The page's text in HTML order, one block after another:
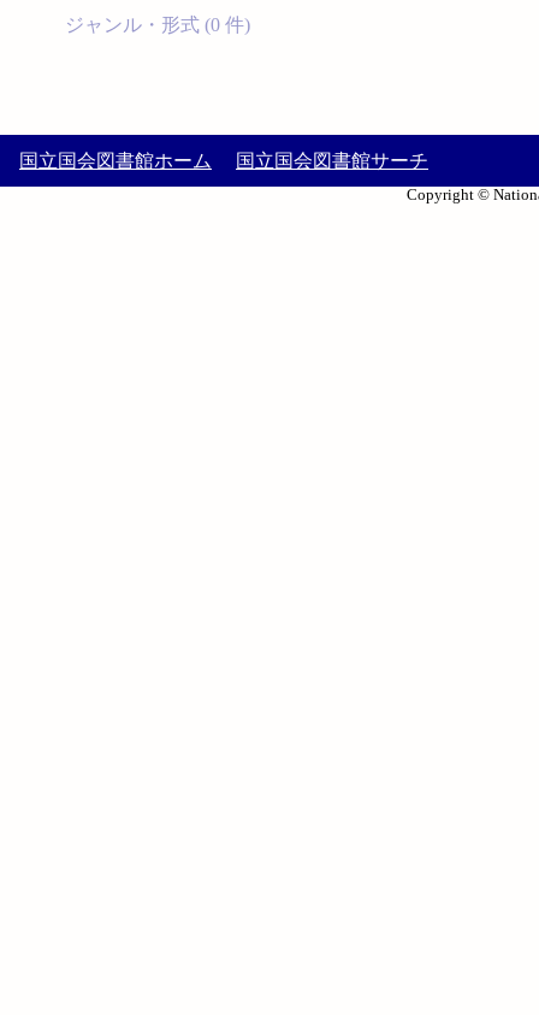
ジャンル・形式 (0 件)
国立国会図書館ホーム 国立国会図書館サーチ
Copyright ©